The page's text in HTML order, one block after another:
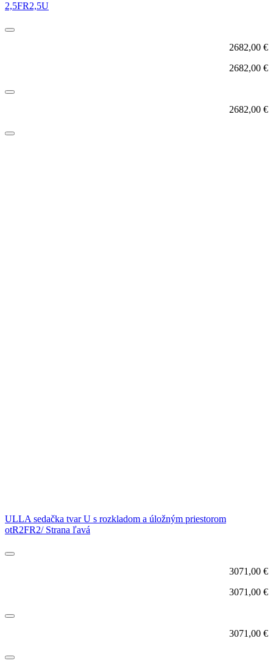
2,5FR2,5U
2682,00 €
2682,00 €
2682,00 €
ULLA sedačka tvar U s rozkladom a úložným priestorom
otR2FR2/ Strana ľavá
3071,00 €
3071,00 €
3071,00 €